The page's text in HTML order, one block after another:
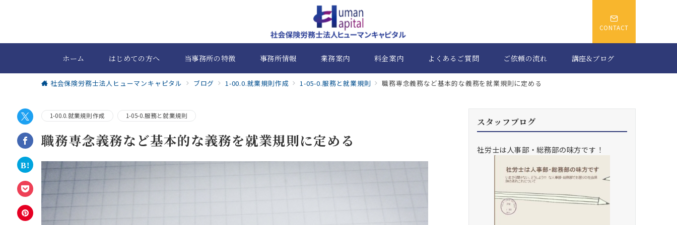
CONTACT
ホーム はじめての方へ 当事務所の特徴 事務所情報 業務案内 料金案内 よくあるご質問 ご依頼の流れ 講座&ブログ
社会保険労務士法人ヒューマンキャピタル ブログ 1-00.0.就業規則作成 1-05-0.服務と就業規則 職務専念義務など基本的な義務を就業規則に定める
1-00.0.就業規則作成 1-05-0.服務と就業規則
職務専念義務など基本的な義務を就業規則に定める
スタッフブログ
社労士は人事部・総務部の味方です！